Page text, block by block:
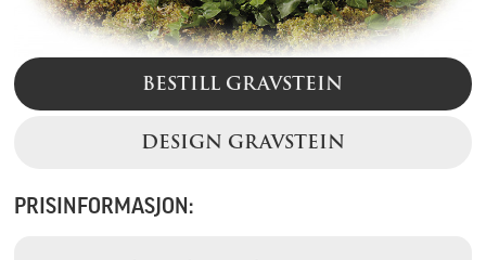
BESTILL GRAVSTEIN
DESIGN GRAVSTEIN
PRISINFORMASJON: